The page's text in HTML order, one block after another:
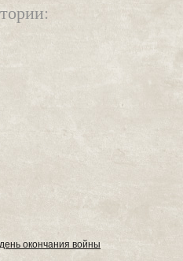
окончания войны